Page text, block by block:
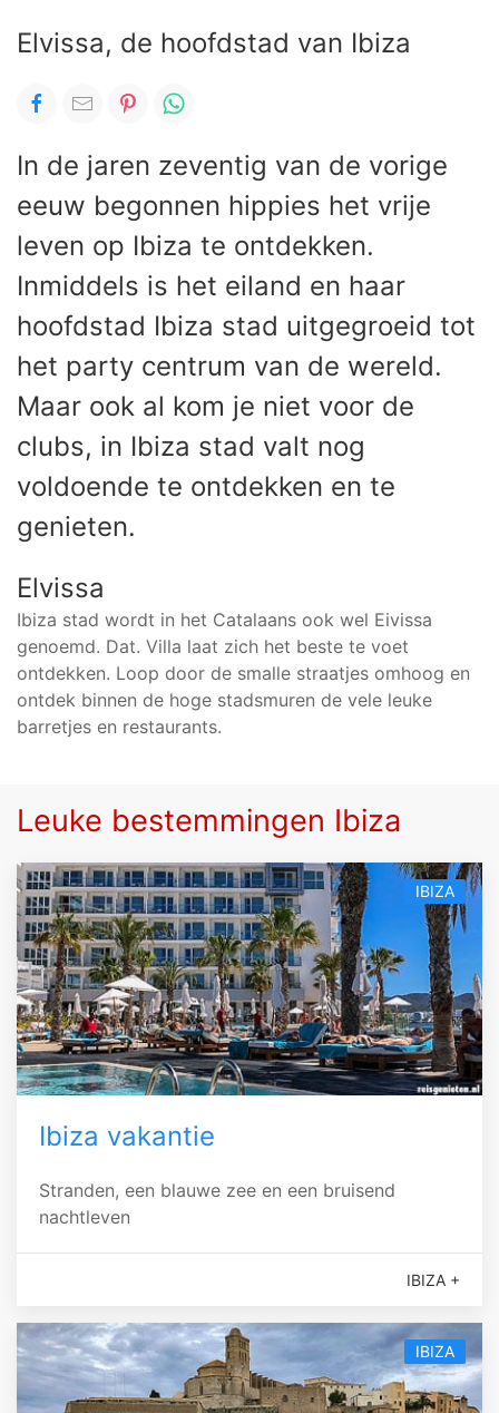
Elvissa, de hoofdstad van Ibiza
In de jaren zeventig van de vorige
eeuw begonnen hippies het vrije
leven op Ibiza te ontdekken.
Inmiddels is het eiland en haar
hoofdstad Ibiza stad uitgegroeid tot
het party centrum van de wereld.
Maar ook al kom je niet voor de
clubs, in Ibiza stad valt nog
voldoende te ontdekken en te
genieten.
Elvissa
Ibiza stad wordt in het Catalaans ook wel Eivissa
genoemd. Dat. Villa laat zich het beste te voet
ontdekken. Loop door de smalle straatjes omhoog en
ontdek binnen de hoge stadsmuren de vele leuke
barretjes en restaurants.
Leuke bestemmingen Ibiza
IBIZA
Ibiza vakantie
Stranden, een blauwe zee en een bruisend
nachtleven
IBIZA +
IBIZA